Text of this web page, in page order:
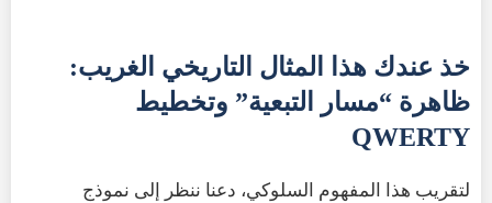
خذ عندك هذا المثال التاريخي الغريب:
ظاهرة “مسار التبعية” وتخطيط
QWERTY
لتقريب هذا المفهوم السلوكي، دعنا ننظر إلى نموذج